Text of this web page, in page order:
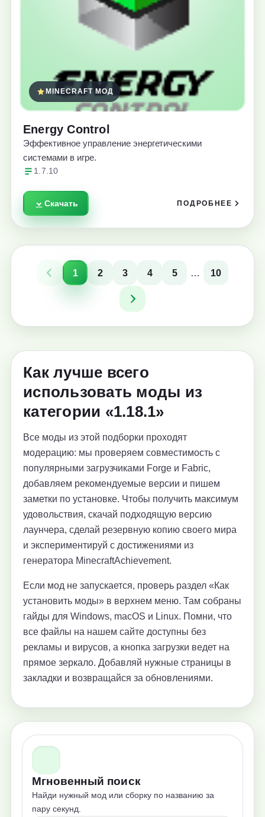
MINECRAFT МОД
Energy Control
Эффективное управление энергетическими
системами в игре.
1.7.10
Скачать ПОДРОБНЕЕ
1 2 3 4 5 … 10
Как лучше всего
использовать моды из
категории «1.18.1»
Все моды из этой подборки проходят
модерацию: мы проверяем совместимость с
популярными загрузчиками Forge и Fabric,
добавляем рекомендуемые версии и пишем
заметки по установке. Чтобы получить максимум
удовольствия, скачай подходящую версию
лаунчера, сделай резервную копию своего мира
и экспериментируй с достижениями из
генератора MinecraftAchievement.
Если мод не запускается, проверь раздел «Как
установить моды» в верхнем меню. Там собраны
гайды для Windows, macOS и Linux. Помни, что
все файлы на нашем сайте доступны без
рекламы и вирусов, а кнопка загрузки ведет на
прямое зеркало. Добавляй нужные страницы в
закладки и возвращайся за обновлениями.
Мгновенный поиск
Найди нужный мод или сборку по названию за
пару секунд.